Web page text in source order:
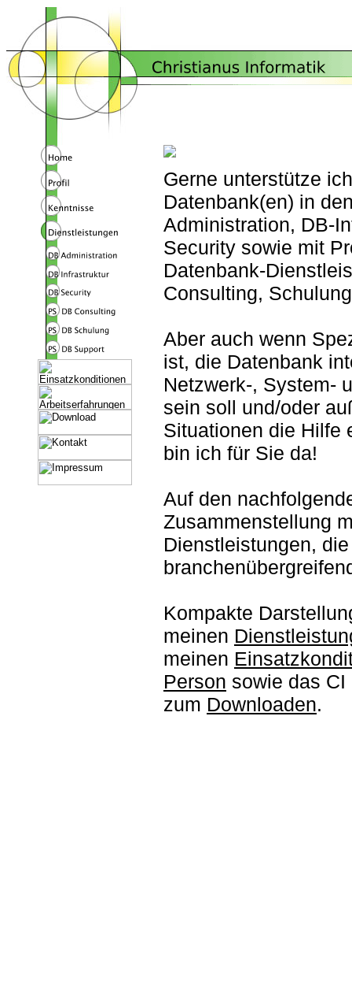
Gerne unterstütze
Datenbank(en) in
Administration, DB-
Security sowie mit
Datenbank-
Consulting,
Aber auch wenn
ist, die Datenbank
Netzwerk-, System-
sein soll und/oder
Situationen die Hilfe
bin ich für Sie da!
Auf den
Zusammenstellung
Dienstleistungen,
Kompakte
meinen
meinen
Person sowie das
zum Downloaden.